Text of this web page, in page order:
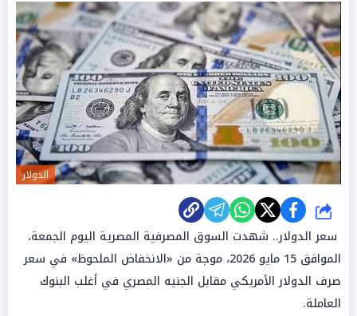
الدولار
شارك
سعر الدولار.. شهدت السوق المصرفية المصرية اليوم الجمعة،
الموافق 15 مايو 2026، موجة من «الانخفاض الملحوظ» في سعر
صرف الدولار الأمريكي مقابل الجنيه المصري في أغلب البنوك
العاملة.